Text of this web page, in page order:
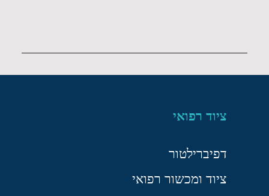
ציוד רפואי
דפיברילטור
ציוד ומכשור רפואי